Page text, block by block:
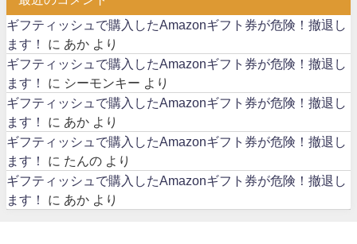
ギフティッシュで購入したAmazonギフト券が危険！撤退し
ます！
に あか より
ギフティッシュで購入したAmazonギフト券が危険！撤退し
ます！
に シーモンキー より
ギフティッシュで購入したAmazonギフト券が危険！撤退し
ます！
に あか より
ギフティッシュで購入したAmazonギフト券が危険！撤退し
ます！
に たんの より
ギフティッシュで購入したAmazonギフト券が危険！撤退し
ます！
に あか より